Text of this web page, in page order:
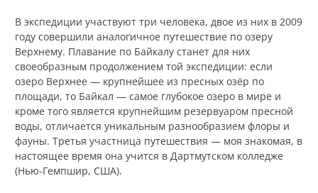
В экспедиции участвуют три человека, двое из них в 2009
году совершили аналогичное путешествие по озеру
Верхнему. Плавание по Байкалу станет для них
своеобразным продолжением той экспедиции: если
озеро Верхнее — крупнейшее из пресных озёр по
площади, то Байкал — самое глубокое озеро в мире и
кроме того является крупнейшим резервуаром пресной
воды, отличается уникальным разнообразием флоры и
фауны. Третья участница путешествия — моя знакомая, в
настоящее время она учится в Дартмутском колледже
(Нью-Гемпшир, США).